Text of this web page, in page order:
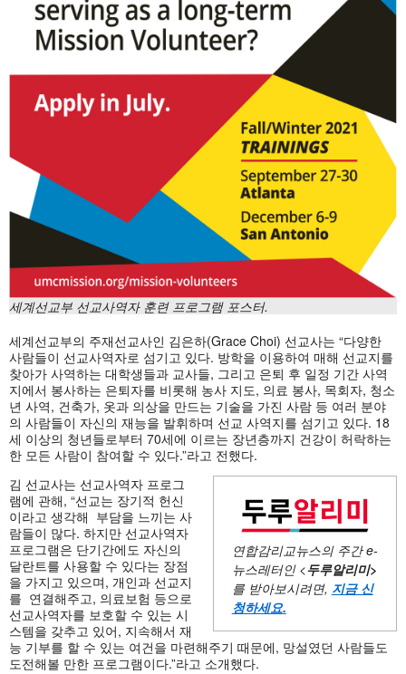
세계선교부 선교사역자 훈련 프로그램 포스터.
세계선교부의 주재선교사인 김은하(Grace Choi) 선교사는 “다양한
사람들이 선교사역자로 섬기고 있다. 방학을 이용하여 매해 선교지를
찾아가 사역하는 대학생들과 교사들, 그리고 은퇴 후 일정 기간 사역
지에서 봉사하는 은퇴자를 비롯해 농사 지도, 의료 봉사, 목회자, 청소
년 사역, 건축가, 옷과 의상을 만드는 기술을 가진 사람 등 여러 분야
의 사람들이 자신의 재능을 발휘하며 선교 사역지를 섬기고 있다. 18
세 이상의 청년들로부터 70세에 이르는 장년층까지 건강이 허락하는
한 모든 사람이 참여할 수 있다.”라고 전했다.
연합감리교뉴스의 주간e-
뉴스레터인 <두루알리미>
를 받아보시려면, 지금 신
청하세요.
김 선교사는 선교사역자 프로그
램에 관해, “선교는 장기적 헌신
이라고 생각해 부담을 느끼는 사
람들이 많다. 하지만 선교사역자
프로그램은 단기간에도 자신의
달란트를 사용할 수 있다는 장점
을 가지고 있으며, 개인과 선교지
를 연결해주고, 의료보험 등으로
선교사역자를 보호할 수 있는 시
스템을 갖추고 있어, 지속해서 재
능 기부를 할 수 있는 여건을 마련해주기 때문에, 망설였던 사람들도
도전해볼 만한 프로그램이다.”라고 소개했다.